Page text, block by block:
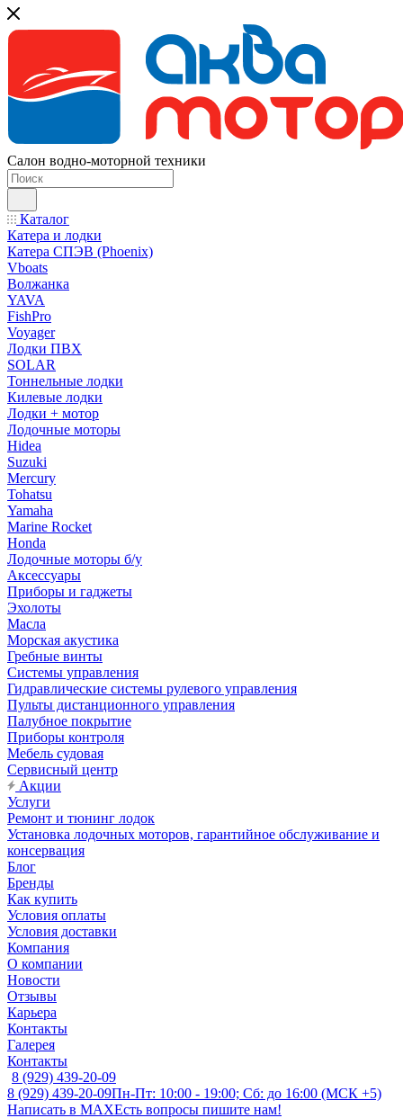
Салон водно-моторной техники
Каталог
Катера и лодки
Катера СПЭВ (Phoenix)
Vboats
Волжанка
YAVA
FishPro
Voyager
Лодки ПВХ
SOLAR
Тоннельные лодки
Килевые лодки
Лодки + мотор
Лодочные моторы
Hidea
Suzuki
Mercury
Tohatsu
Yamaha
Marine Rocket
Honda
Лодочные моторы б/у
Аксессуары
Приборы и гаджеты
Эхолоты
Масла
Морская акустика
Гребные винты
Системы управления
Гидравлические системы рулевого управления
Пульты дистанционного управления
Палубное покрытие
Приборы контроля
Мебель судовая
Сервисный центр
Акции
Услуги
Ремонт и тюнинг лодок
Установка лодочных моторов, гарантийное обслуживание и
консервация
Блог
Бренды
Как купить
Условия оплаты
Условия доставки
Компания
О компании
Новости
Отзывы
Карьера
Контакты
Галерея
Контакты
8 (929) 439-20-09
8 (929) 439-20-09Пн-Пт: 10:00 - 19:00; Сб: до 16:00 (МСК +5)
Написать в MAXЕсть вопросы пишите нам!